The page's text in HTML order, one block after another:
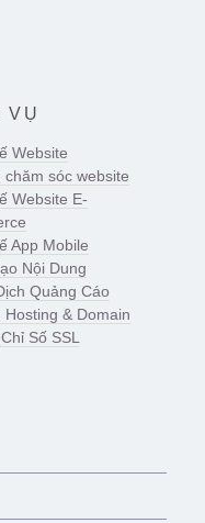
VỤ
Website
chăm sóc website
Website E-
App Mobile
Nội Dung
Quảng Cáo
Hosting & Domain
Số SSL